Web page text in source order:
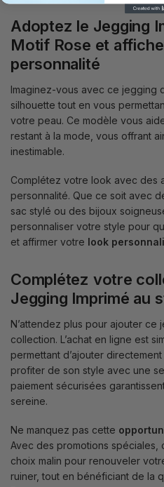
Adoptez le Jegging
Motif Rose et
personnalité
Imaginez-vous avec ce jegging
silhouette tout en vous
votre peau. Ce modèle vous
restant à la mode, vous offrant
inestimable.
Complétez votre look avec des
personnalité. Que ce soit avec
sac stylé ou des bijoux
personnaliser votre style pour
et affirmer votre look
Complétez votre
Jegging Imprimé au
N’attendez plus pour ajouter ce
collection. L’achat en ligne est
permettant d’ajouter
profiter de son style avec une
paiement sécurisées
sereine.
Ne manquez pas cette
Avec des promotions
choix malin pour renouveler
ruiner, tout en bénéficiant de la